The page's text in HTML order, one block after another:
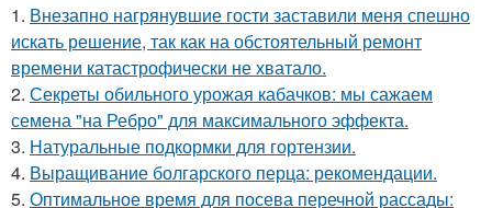
1. Внезапно нагрянувшие гости заставили меня спешно
искать решение, так как на обстоятельный ремонт
времени катастрофически не хватало.
2. Секреты обильного урожая кабачков: мы сажаем
семена "на Ребро" для максимального эффекта.
3. Натуральные подкормки для гортензии.
4. Выращивание болгарского перца: рекомендации.
5. Оптимальное время для посева перечной рассады: